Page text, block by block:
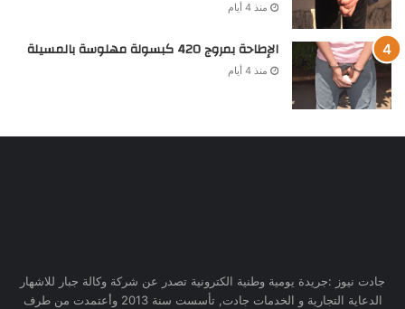
منذ 4 أيام
الإطاحة بمروج 420 كبسولة مهلوسة بالمسيلة
منذ 4 أيام
جادت نيوز :جريدة يومية وطنية الكترونية تصدر عن شركة وكالة جبار للاشهار
الدعاية التجارية و الخدمات جادت, تأسست سنة 2013 وأعتمدت من طرف